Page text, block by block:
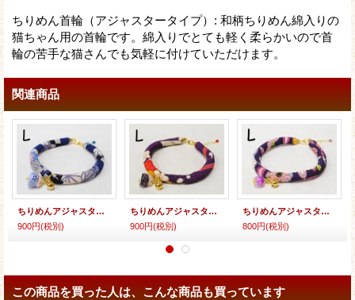
ちりめん首輪（アジャスタータイプ） : 和柄ちりめん綿入りの
猫ちゃん用の首輪です。綿入りでとても軽く柔らかいので首
輪の苦手な猫さんでも気軽に付けていただけます。
関連商品
ちりめんアジャスター★招き猫
900円(税別)
ちりめんアジャスター★招き猫
900円(税別)
ちりめんアジャスター★クラックビーズ
800円(税別)
この商品を買った人は、こんな商品も買っています